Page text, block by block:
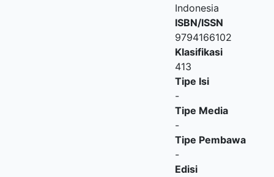
Indonesia
ISBN/ISSN
9794166102
Klasifikasi
413
Tipe Isi
-
Tipe Media
-
Tipe Pembawa
-
Edisi